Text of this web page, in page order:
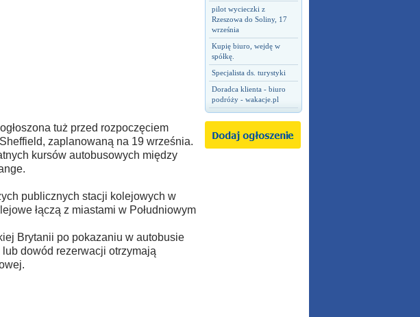
pilot wycieczki z
Rzeszowa do Soliny, 17
września
Kupię biuro, wejdę w
spółkę.
Specjalista ds. turystyki
Doradca klienta - biuro
podróży - wakacje.pl
tuż przed rozpoczęciem
zaplanowaną na 19 września.
kursów autobusowych między
publicznych stacji kolejowych w
łączą z miastami w Południowym
Brytanii po pokazaniu w autobusie
dowód rezerwacji otrzymają